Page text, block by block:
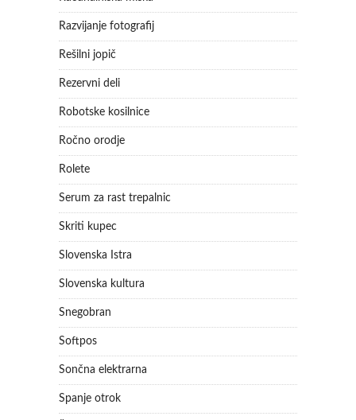
Razvijanje fotografij
Rešilni jopič
Rezervni deli
Robotske kosilnice
Ročno orodje
Rolete
Serum za rast trepalnic
Skriti kupec
Slovenska Istra
Slovenska kultura
Snegobran
Softpos
Sončna elektrarna
Spanje otrok